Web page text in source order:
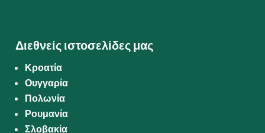
Διεθνείς ιστοσελίδες μας
Κροατία
Ουγγαρία
Πολωνία
Ρουμανία
Σλοβακία